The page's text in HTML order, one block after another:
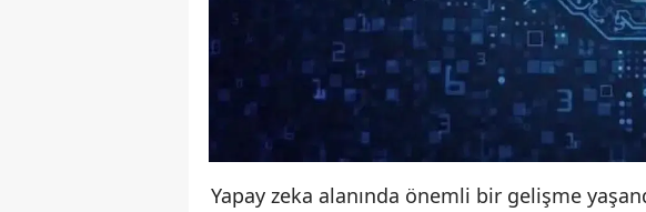
Yapay zeka alanında önemli bir gelişme